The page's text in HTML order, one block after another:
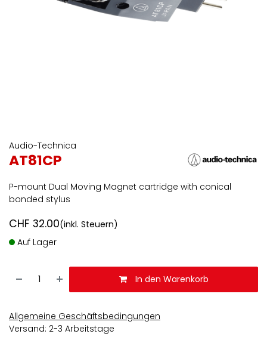
Audio-Technica
AT81CP
P-mount Dual Moving Magnet cartridge with conical
bonded stylus
CHF 32.00(inkl. Steuern)
Auf Lager
In den Warenkorb
Allgemeine Geschäftsbedingungen
Versand: 2-3 Arbeitstage